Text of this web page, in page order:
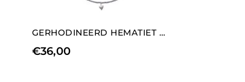
GERHODINEERD HEMATIET KETTING MET KORTE HART BEDELS ELEMENT
€36,00